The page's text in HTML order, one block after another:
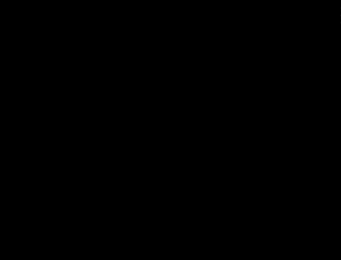
5º ano em escola de Alta Floresta
de
sexual para
de Alta